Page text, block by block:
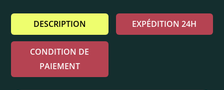
DESCRIPTION EXPÉDITION 24H
CONDITION DE
PAIEMENT